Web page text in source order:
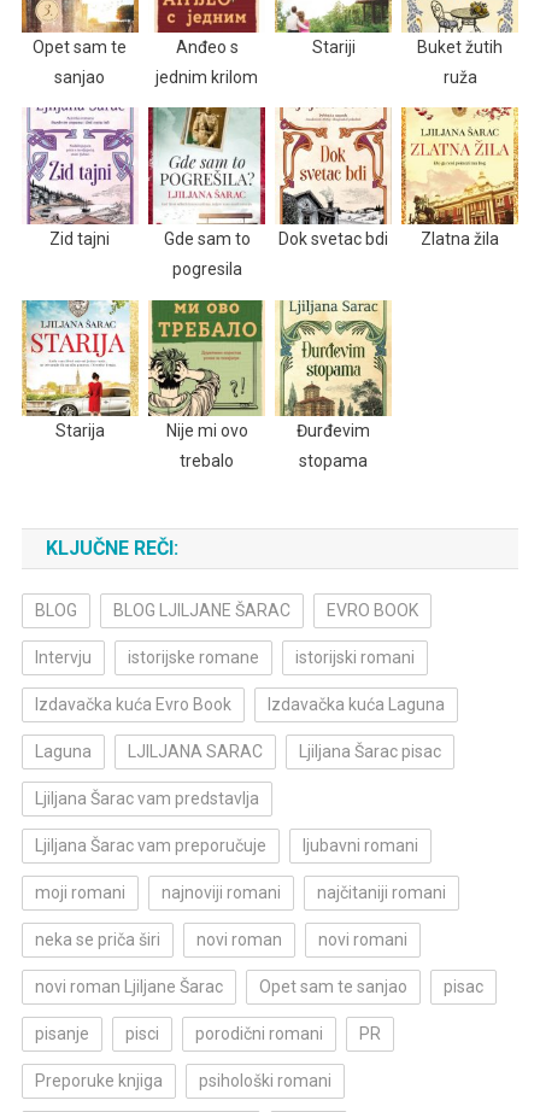
Opet sam te
sanjao
Anđeo s
jednim krilom
Stariji
Buket žutih
ruža
Zid tajni
Gde sam to
pogresila
Dok svetac bdi Zlatna žila
Starija
Nije mi ovo
trebalo
Đurđevim
stopama
KLJUČNE REČI:
BLOG BLOG LJILJANE ŠARAC EVRO BOOK
Intervju istorijske romane istorijski romani
Izdavačka kuća Evro Book Izdavačka kuća Laguna
Laguna LJILJANA SARAC Ljiljana Šarac pisac
Ljiljana Šarac vam predstavlja
Ljiljana Šarac vam preporučuje ljubavni romani
moji romani najnoviji romani najčitaniji romani
neka se priča širi novi roman novi romani
novi roman Ljiljane Šarac Opet sam te sanjao pisac
pisanje pisci porodični romani PR
Preporuke knjiga psihološki romani